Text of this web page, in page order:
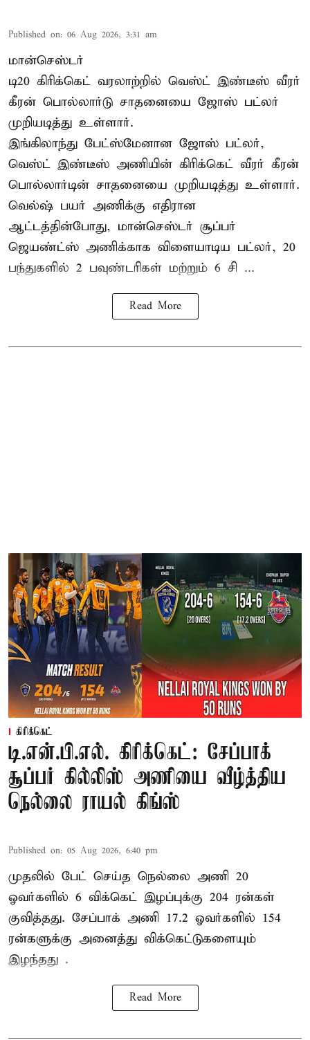
Published on: 06 Aug 2026, 3:31 am
மான்செஸ்டர்
டி20 கிரிக்கெட் வரலாற்றில் வெஸ்ட் இண்டீஸ் வீரர்
கீரன் பொல்லார்டு சாதனையை ஜோஸ் பட்லர்
முறியடித்து உள்ளார்.
இங்கிலாந்து பேட்ஸ்மேனான ஜோஸ் பட்லர்,
வெஸ்ட் இண்டீஸ் அணியின் கிரிக்கெட் வீரர் கீரன்
பொல்லார்டின் சாதனையை முறியடித்து உள்ளார்.
வெல்ஷ் பயர் அணிக்கு எதிரான
ஆட்டத்தின்போது, மான்செஸ்டர் சூப்பர்
ஜெயண்ட்ஸ் அணிக்காக விளையாடிய பட்லர், 20
பந்துகளில் 2 பவுண்டரிகள் மற்றும் 6 சி ...
Read More
கிரிக்கெட்
டி.என்.பி.எல். கிரிக்கெட்: சேப்பாக்
சூப்பர் கில்லிஸ் அணியை வீழ்த்திய
நெல்லை ராயல் கிங்ஸ்
Published on: 05 Aug 2026, 6:40 pm
முதலில் பேட் செய்த நெல்லை அணி 20
ஓவர்களில் 6 விக்கெட் இழப்புக்கு 204 ரன்கள்
குவித்தது. சேப்பாக் அணி 17.2 ஓவர்களில் 154
ரன்களுக்கு அனைத்து விக்கெட்டுகளையும்
இழந்தது .
Read More